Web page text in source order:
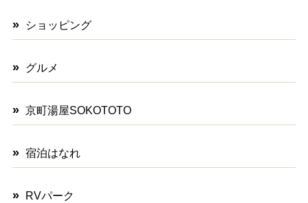
ショッピング
グルメ
京町湯屋SOKOTOTO
宿泊はなれ
RVパーク